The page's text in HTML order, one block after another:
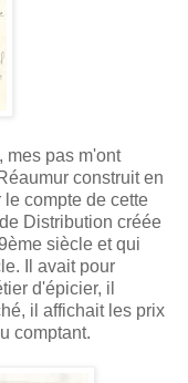
mes pas m'ont
construit en
compte de cette
Distribution créée
siècle et qui
Il avait pour
d'épicier, il
il affichait les prix
comptant.